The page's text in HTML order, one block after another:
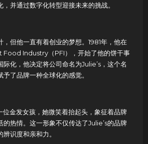
并通过数字化转型迎接未来的挑战。
，但他一直有着创业的梦想。1981年，他在
Industry（PFI），开始了他的饼干事
际化，他决定将公司命名为Julie’s，这个名
了品牌一种全球化的感觉。
位金发女孩，她微笑着抬起头，象征着品牌
的热情。这一形象不仅传达了Julie’s的品牌
识度和亲和力。